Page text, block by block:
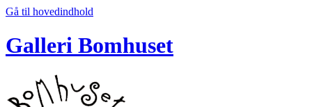
Gå til hovedindhold
Galleri Bomhuset